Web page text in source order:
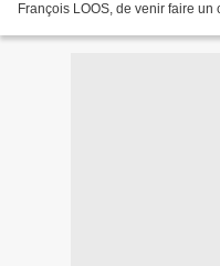
François LOOS, de venir faire